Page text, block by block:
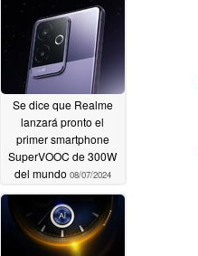
Se dice que Realme
lanzará pronto el
primer smartphone
SuperVOOC de 300W
del mundo 08/07/2024